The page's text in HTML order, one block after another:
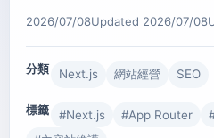
2026/07/08Updated 2026/07/08
分類 Next.js 網站經營 SEO
標籤 #Next.js #App Router